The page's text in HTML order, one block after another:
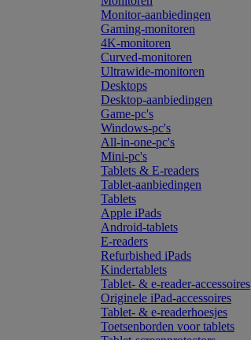
Monitor-aanbiedingen
Gaming-monitoren
4K-monitoren
Curved-monitoren
Ultrawide-monitoren
Desktops
Desktop-aanbiedingen
Game-pc's
Windows-pc's
All-in-one-pc's
Mini-pc's
Tablets & E-readers
Tablet-aanbiedingen
Tablets
Apple iPads
Android-tablets
E-readers
Refurbished iPads
Kindertablets
Tablet- & e-reader-accessoires
Originele iPad-accessoires
Tablet- & e-readerhoesjes
Toetsenborden voor tablets